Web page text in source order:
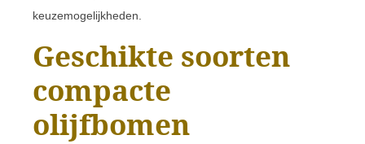
keuzemogelijkheden.
Geschikte soorten
compacte
olijfbomen